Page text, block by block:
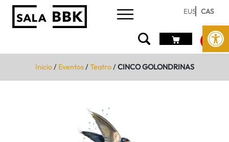
Abrir
EUS CAS
Inicio/ Eventos/Teatro/CINCO GOLONDRINAS